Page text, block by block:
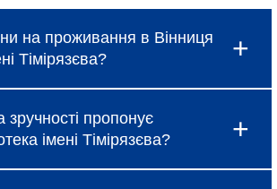
на проживання в Вінниця
Тімірязєва?
від вибраного типу
та наявності спеціальних
які можна дізнатися під час
зручності пропонує
імені Тімірязєва?